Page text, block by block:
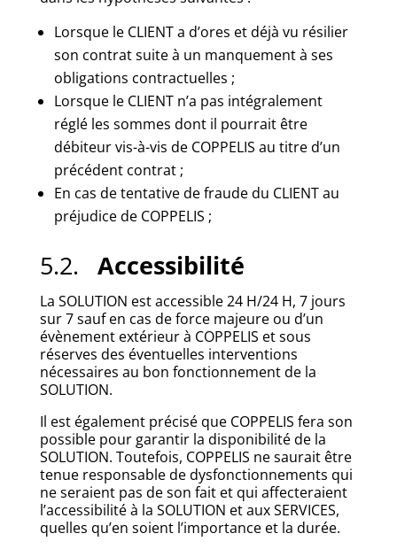
Lorsque le CLIENT a d’ores et déjà vu résilier
son contrat suite à un manquement à ses
obligations contractuelles ;
Lorsque le CLIENT n’a pas intégralement
réglé les sommes dont il pourrait être
débiteur vis-à-vis de COPPELIS au titre d’un
précédent contrat ;
En cas de tentative de fraude du CLIENT au
préjudice de COPPELIS ;
5.2. Accessibilité
La SOLUTION est accessible 24 H/24 H, 7 jours
sur 7 sauf en cas de force majeure ou d’un
évènement extérieur à COPPELIS et sous
réserves des éventuelles interventions
nécessaires au bon fonctionnement de la
SOLUTION.
Il est également précisé que COPPELIS fera son
possible pour garantir la disponibilité de la
SOLUTION. Toutefois, COPPELIS ne saurait être
tenue responsable de dysfonctionnements qui
ne seraient pas de son fait et qui affecteraient
l’accessibilité à la SOLUTION et aux SERVICES,
quelles qu’en soient l’importance et la durée.